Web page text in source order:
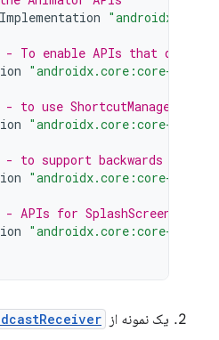
To enable APIs that query
"androidx.core:core-
to use
"androidx.core:core-
to support backwards
"androidx.core:core-
APIs for SplashScreen,
"androidx.core:core-
یک نمونه از